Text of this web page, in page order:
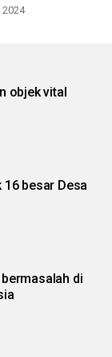
2024
objek vital
16 besar Desa
bermasalah di